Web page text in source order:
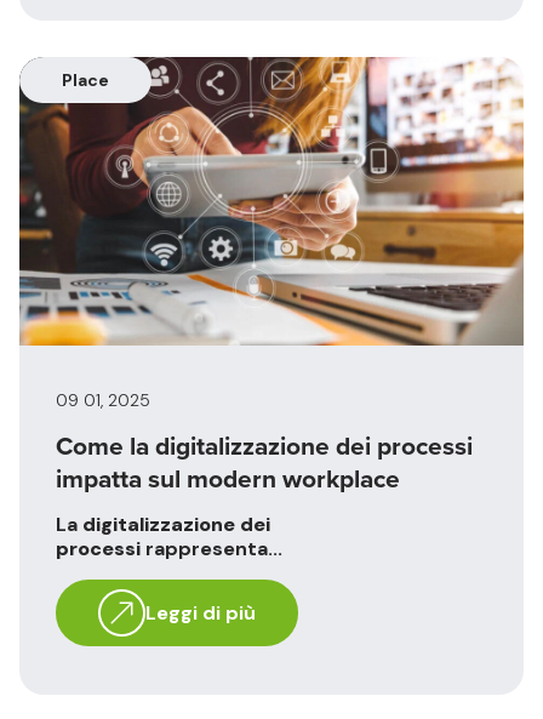
Place
09 01, 2025
Come la digitalizzazione dei processi
impatta sul modern workplace
La digitalizzazione dei
processi rappresenta...
Leggi di più